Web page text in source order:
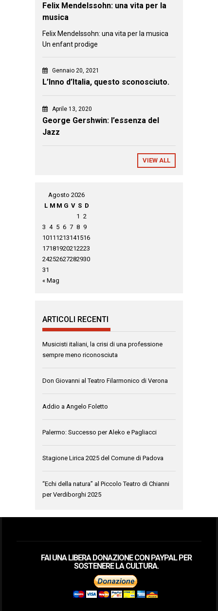
Felix Mendelssohn: una vita per la
musica
Felix Mendelssohn: una vita per la musica
Un enfant prodige
Gennaio 20, 2021
L’Inno d’Italia, questo sconosciuto.
Aprile 13, 2020
George Gershwin: l’essenza del
Jazz
VIEW ALL
Agosto 2026
L M M G V S D
1 2
3 4 5 6 7 8 9
1011 1213141516
17181920212223
24252627282930
31
« Mag
ARTICOLI RECENTI
Musicisti italiani, la crisi di una professione
sempre meno riconosciuta
Don Giovanni al Teatro Filarmonico di Verona
Addio a Angelo Foletto
Palermo: Successo per Aleko e Pagliacci
Stagione Lirica 2025 del Comune di Padova
“Echi della natura” al Piccolo Teatro di Chianni
per Verdiborghi 2025
FAI UNA LIBERA DONAZIONE CON PAYPAL PER
SOSTENERE LA CULTURA.